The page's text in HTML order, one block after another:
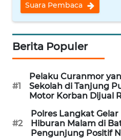
Suara Pembaca
Berita Populer
#1
Pelaku Curanmor
Sekolah di Tanjung
Motor Korban Dijual
#2
Polres Langkat Gelar
Hiburan Malam di
Pengunjung Positif
WN
WN
WN
WN